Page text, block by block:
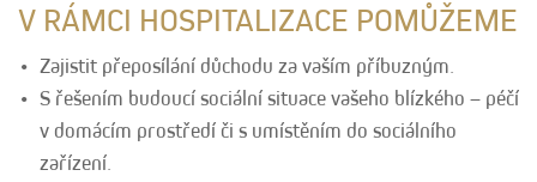
V RÁMCI HOSPITALIZACE POMŮŽEME
Zajistit přeposílání důchodu za vaším příbuzným.
S řešením budoucí sociální situace vašeho blízkého – péčí
v domácím prostředí či s umístěním do sociálního
zařízení.